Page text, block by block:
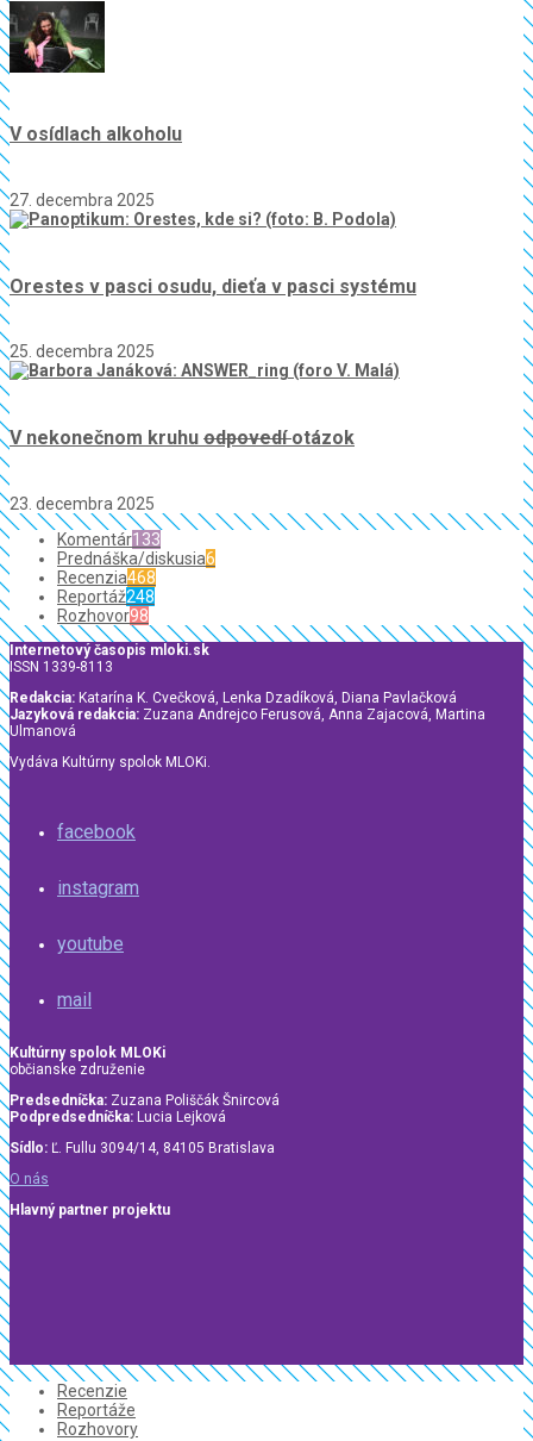
V osídlach alkoholu
27. decembra 2025
Orestes v pasci osudu, dieťa v pasci systému
25. decembra 2025
V nekonečnom kruhu odpovedíotázok
23. decembra 2025
Komentár133
Prednáška/diskusia6
Recenzia468
Reportáž248
Rozhovor98
Internetový časopis mloki.sk
ISSN 1339-8113
Redakcia: Katarína K. Cvečková, Lenka Dzadíková, Diana Pavlačková
Jazyková redakcia: Zuzana Andrejco Ferusová, Anna Zajacová, Martina
Ulmanová
Vydáva Kultúrny spolok MLOKi.
facebook
instagram
youtube
mail
Kultúrny spolok MLOKi
občianske združenie
Predsedníčka: Zuzana Poliščák Šnircová
Podpredsedníčka: Lucia Lejková
Sídlo: Ľ. Fullu 3094/14, 84105 Bratislava
O nás
Hlavný partner projektu
Recenzie
Reportáže
Rozhovory